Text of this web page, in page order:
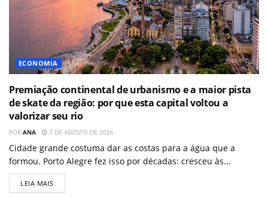
ECONOMIA
Premiação continental de urbanismo e a maior pista
de skate da região: por que esta capital voltou a
valorizar seu rio
POR ANA 7 DE AGOSTO DE 2026
Cidade grande costuma dar as costas para a água que a
formou. Porto Alegre fez isso por décadas: cresceu às...
LEIA MAIS